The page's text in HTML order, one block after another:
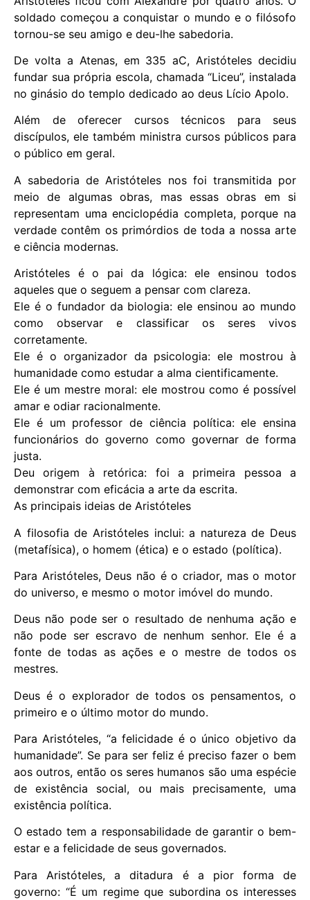
soldado começou a conquistar o mundo e o filósofo
tornou-se seu amigo e deu-lhe sabedoria.
De volta a Atenas, em 335 aC, Aristóteles decidiu
fundar sua própria escola, chamada “Liceu”, instalada
no ginásio do templo dedicado ao deus Lício Apolo.
Além de oferecer cursos técnicos para seus
discípulos, ele também ministra cursos públicos para
o público em geral.
A sabedoria de Aristóteles nos foi transmitida por
meio de algumas obras, mas essas obras em si
representam uma enciclopédia completa, porque na
verdade contêm os primórdios de toda a nossa arte
e ciência modernas.
Aristóteles é o pai da lógica: ele ensinou todos
aqueles que o seguem a pensar com clareza.
Ele é o fundador da biologia: ele ensinou ao mundo
como observar e classificar os seres vivos
corretamente.
Ele é o organizador da psicologia: ele mostrou à
humanidade como estudar a alma cientificamente.
Ele é um mestre moral: ele mostrou como é possível
amar e odiar racionalmente.
Ele é um professor de ciência política: ele ensina
funcionários do governo como governar de forma
justa.
Deu origem à retórica: foi a primeira pessoa a
demonstrar com eficácia a arte da escrita.
As principais ideias de Aristóteles
A filosofia de Aristóteles inclui: a natureza de Deus
(metafísica), o homem (ética) e o estado (política).
Para Aristóteles, Deus não é o criador, mas o motor
do universo, e mesmo o motor imóvel do mundo.
Deus não pode ser o resultado de nenhuma ação e
não pode ser escravo de nenhum senhor. Ele é a
fonte de todas as ações e o mestre de todos os
mestres.
Deus é o explorador de todos os pensamentos, o
primeiro e o último motor do mundo.
Para Aristóteles, “a felicidade é o único objetivo da
humanidade”. Se para ser feliz é preciso fazer o bem
aos outros, então os seres humanos são uma espécie
de existência social, ou mais precisamente, uma
existência política.
O estado tem a responsabilidade de garantir o bem-
estar e a felicidade de seus governados.
Para Aristóteles, a ditadura é a pior forma de
governo: “É um regime que subordina os interesses